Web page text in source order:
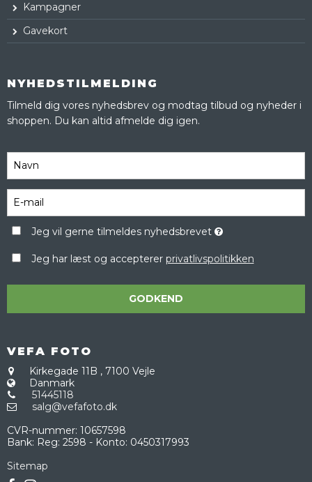
Kampagner
Gavekort
NYHEDSTILMELDING
Tilmeld dig vores nyhedsbrev og modtag tilbud og nyheder i
shoppen. Du kan altid afmelde dig igen.
Jeg vil gerne tilmeldes nyhedsbrevet
Jeg har læst og accepterer privatlivspolitikken
GODKEND
VEFA FOTO
Kirkegade 11B , 7100 Vejle
Danmark
51445118
salg@vefafoto.dk
CVR-nummer: 10657598
Bank: Reg: 2598 - Konto: 0450317993
Sitemap